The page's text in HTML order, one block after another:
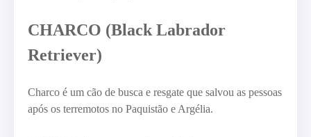
CHARCO (Black Labrador
Retriever)
Charco é um cão de busca e resgate que salvou as pessoas
após os terremotos no Paquistão e Argélia.